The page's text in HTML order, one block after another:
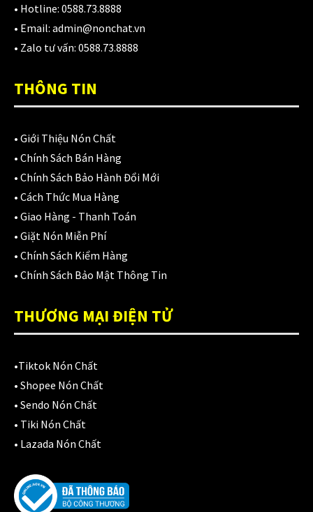
• Hotline: 0588.73.8888
• Email: admin@nonchat.vn
• Zalo tư vấn: 0588.73.8888
THÔNG TIN
• Giới Thiệu Nón Chất
• Chính Sách Bán Hàng
• Chính Sách Bảo Hành Đổi Mới
• Cách Thức Mua Hàng
• Giao Hàng - Thanh Toán
• Giặt Nón Miễn Phí
• Chính Sách Kiểm Hàng
• Chính Sách Bảo Mật Thông Tin
THƯƠNG MẠI ĐIỆN TỬ
•Tiktok Nón Chất
• Shopee Nón Chất
• Sendo Nón Chất
• Tiki Nón Chất
• Lazada Nón Chất